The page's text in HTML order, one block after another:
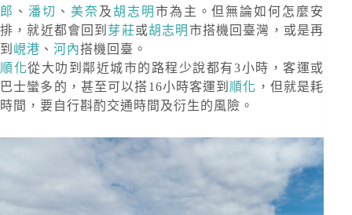
郎 、 潘切 、 美奈 及 胡志明 市為主。但無論如何怎麼安
排，就近都會回到芽莊或胡志明 市搭機回臺灣，或是再
到 峴港 、 河內搭機回臺。
順化從大叻到鄰近城市的路程少說都有3小時，客運或
巴士蠻多的，甚至可以搭16小時客運到 順化 ，但就是耗
時間，要自行斟酌交通時間及衍生的風險。